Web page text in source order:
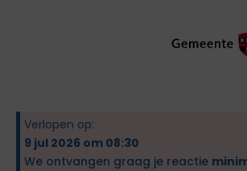
Verlopen op:
9 jul 2026 om 08:30
We ontvangen graag je reactie